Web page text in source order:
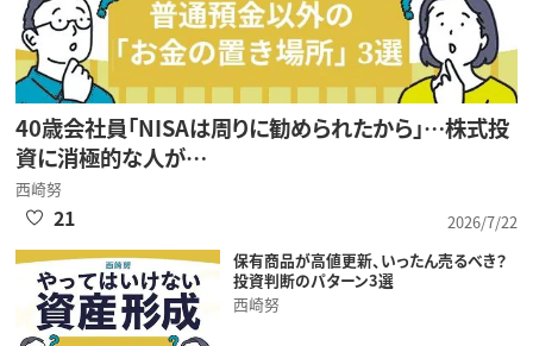
40歳会社員「NISAは周りに勧められたから」…株式投
資に消極的な人が…
西崎努
2026/7/22
21
保有商品が高値更新、いったん売るべき？
投資判断のパターン3選
西崎努